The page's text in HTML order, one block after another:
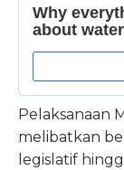
Pelaksanaan
melibatkan
legislatif